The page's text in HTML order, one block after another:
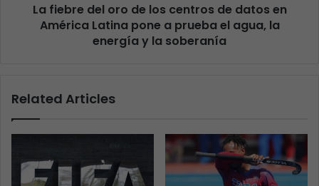
La fiebre del oro de los centros de datos en
América Latina pone a prueba el agua, la
energía y la soberanía
Related Articles